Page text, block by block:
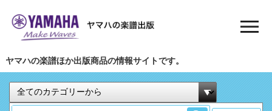
ヤマハの楽譜ほか出版商品の情報サイトです。